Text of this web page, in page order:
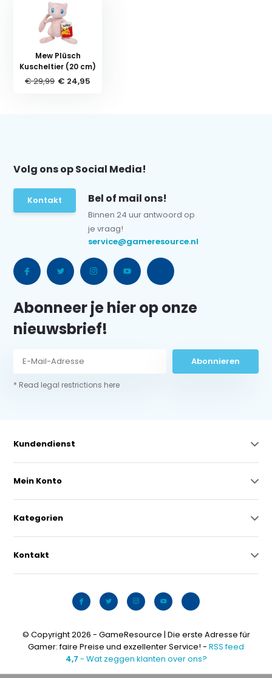
Mew Plüsch
Kuscheltier (20 cm)
€ 29,99 € 24,95
Volg ons op Social Media!
Kontakt Bel of mail ons!
Binnen 24 uur antwoord op
je vraag!
service@gameresource.nl
Abonneer je hier op onze
nieuwsbrief!
Abonnieren
* Read legal restrictions here
Kundendienst
Mein Konto
Kategorien
Kontakt
© Copyright 2026 - GameResource | Die erste Adresse für
Gamer: faire Preise und exzellenter Service! - RSS feed
4,7 - Wat zeggen klanten over ons?